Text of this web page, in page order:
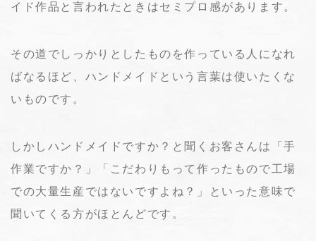
イド作品と言われたときはセミプロ感があります。
その道でしっかりとしたものを作っている人になれ
ばなるほど、ハンドメイドという言葉は使いたくな
いものです。
しかしハンドメイドですか？と聞くお客さんは「手
作業ですか？」「こだわりもって作ったもので工場
での大量生産ではないですよね？」といった意味で
聞いてくる方がほとんどです。